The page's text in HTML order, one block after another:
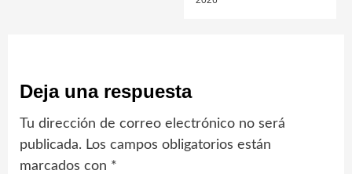
Deja una respuesta
Tu dirección de correo electrónico no será
publicada. Los campos obligatorios están
marcados con *